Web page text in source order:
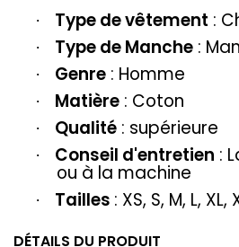
· Type de vêtement :
· Type de Manche :
· Genre : Homme
· Matière ‎‎: Coton
· Qualité : supérieure
· Conseil d'entretien :
ou à la machine
· Tailles : XS, S, M, L, XL,
DÉTAILS DU PRODUIT